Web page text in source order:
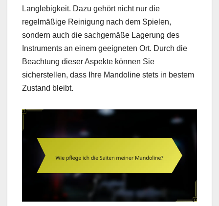
Langlebigkeit. Dazu gehört nicht nur die
regelmäßige Reinigung nach dem Spielen,
sondern auch die sachgemäße Lagerung des
Instruments an einem geeigneten Ort. Durch die
Beachtung dieser Aspekte können Sie
sicherstellen, dass Ihre Mandoline stets in bestem
Zustand bleibt.